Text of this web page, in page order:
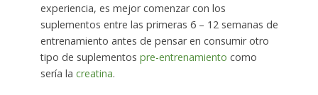
experiencia, es mejor comenzar con los
suplementos entre las primeras 6 – 12 semanas de
entrenamiento antes de pensar en consumir otro
tipo de suplementos pre-entrenamiento como
sería la creatina.